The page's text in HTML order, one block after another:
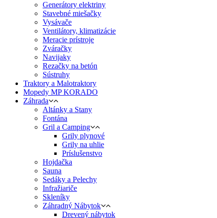
Generátory elektriny
Stavebné miešačky
Vysávače
Ventilátory, klimatizácie
Meracie prístroje
Zváračky
Navijaky
Rezačky na betón
Sústruhy
Traktory a Malotraktory
Mopedy MP KORADO
Záhrada
Altánky a Stany
Fontána
Gril a Camping
Grily plynové
Grily na uhlie
Príslušenstvo
Hojdačka
Sauna
Sedáky a Pelechy
Infražiariče
Skleníky
Záhradný Nábytok
Drevený nábytok